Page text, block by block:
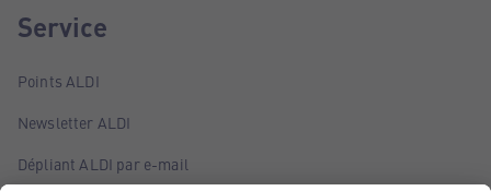
Service
Points ALDI
Newsletter ALDI
Dépliant ALDI par e-mail